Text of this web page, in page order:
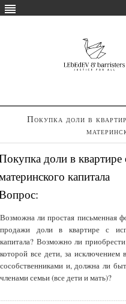
Покупка доли в
доли в квартире
капитала
Возможна ли простая письменная
продажи доли в квартире с
капитала? Возможно ли
которой все дети, за исключением
сособственниками и, должна ли
членами семьи (все дети и мать)?